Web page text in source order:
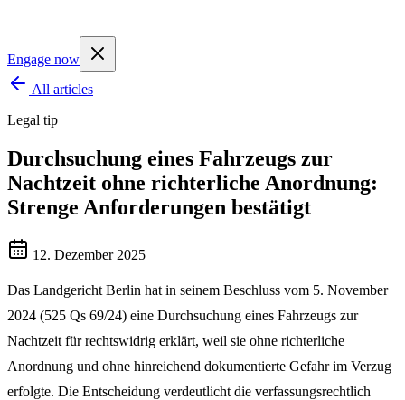
Engage now
All articles
Legal tip
Durchsuchung eines Fahrzeugs zur
Nachtzeit ohne richterliche Anordnung:
Strenge Anforderungen bestätigt
12. Dezember 2025
Das Landgericht Berlin hat in seinem Beschluss vom 5. November
2024 (525 Qs 69/24) eine Durchsuchung eines Fahrzeugs zur
Nachtzeit für rechtswidrig erklärt, weil sie ohne richterliche
Anordnung und ohne hinreichend dokumentierte Gefahr im Verzug
erfolgte. Die Entscheidung verdeutlicht die verfassungsrechtlich